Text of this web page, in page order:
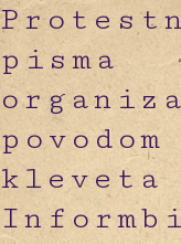
pisma
povodom
kleveta